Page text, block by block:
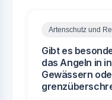
Artenschutz und
Gibt es
das Angeln in
Gewässern